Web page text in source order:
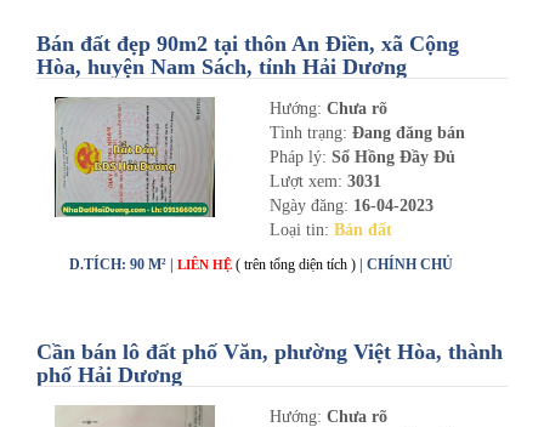
Bán đất đẹp 90m2 tại thôn An Điền, xã Cộng
Hòa, huyện Nam Sách, tỉnh Hải Dương
Hướng: Chưa rõ
Tình trạng: Đang đăng bán
Pháp lý: Sổ Hồng Đầy Đủ
Lượt xem: 3031
Ngày đăng: 16-04-2023
Loại tin: Bán đất
D.TÍCH: 90 M² | LIÊN HỆ ( trên tổng diện tích ) | CHÍNH CHỦ
Cần bán lô đất phố Văn, phường Việt Hòa, thành
phố Hải Dương
Hướng: Chưa rõ